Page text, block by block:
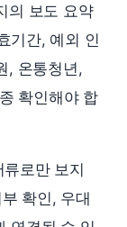
의 보도 요약
기간, 예외 인
, 온통청년,
확인해야 합
로만 보지
확인, 우대